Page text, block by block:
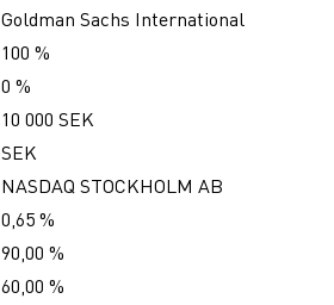
Goldman Sachs International
100 %
0 %
10 000 SEK
SEK
NASDAQ STOCKHOLM AB
0,65 %
90,00 %
60,00 %